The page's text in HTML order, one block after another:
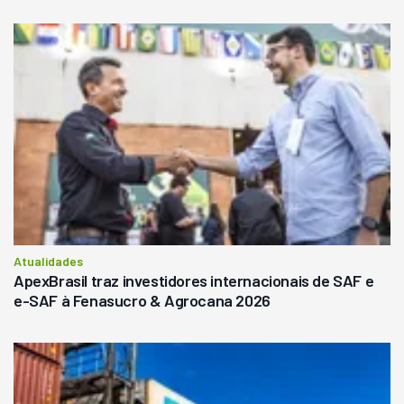
Atualidades
ApexBrasil traz investidores internacionais de SAF e
e-SAF à Fenasucro & Agrocana 2026